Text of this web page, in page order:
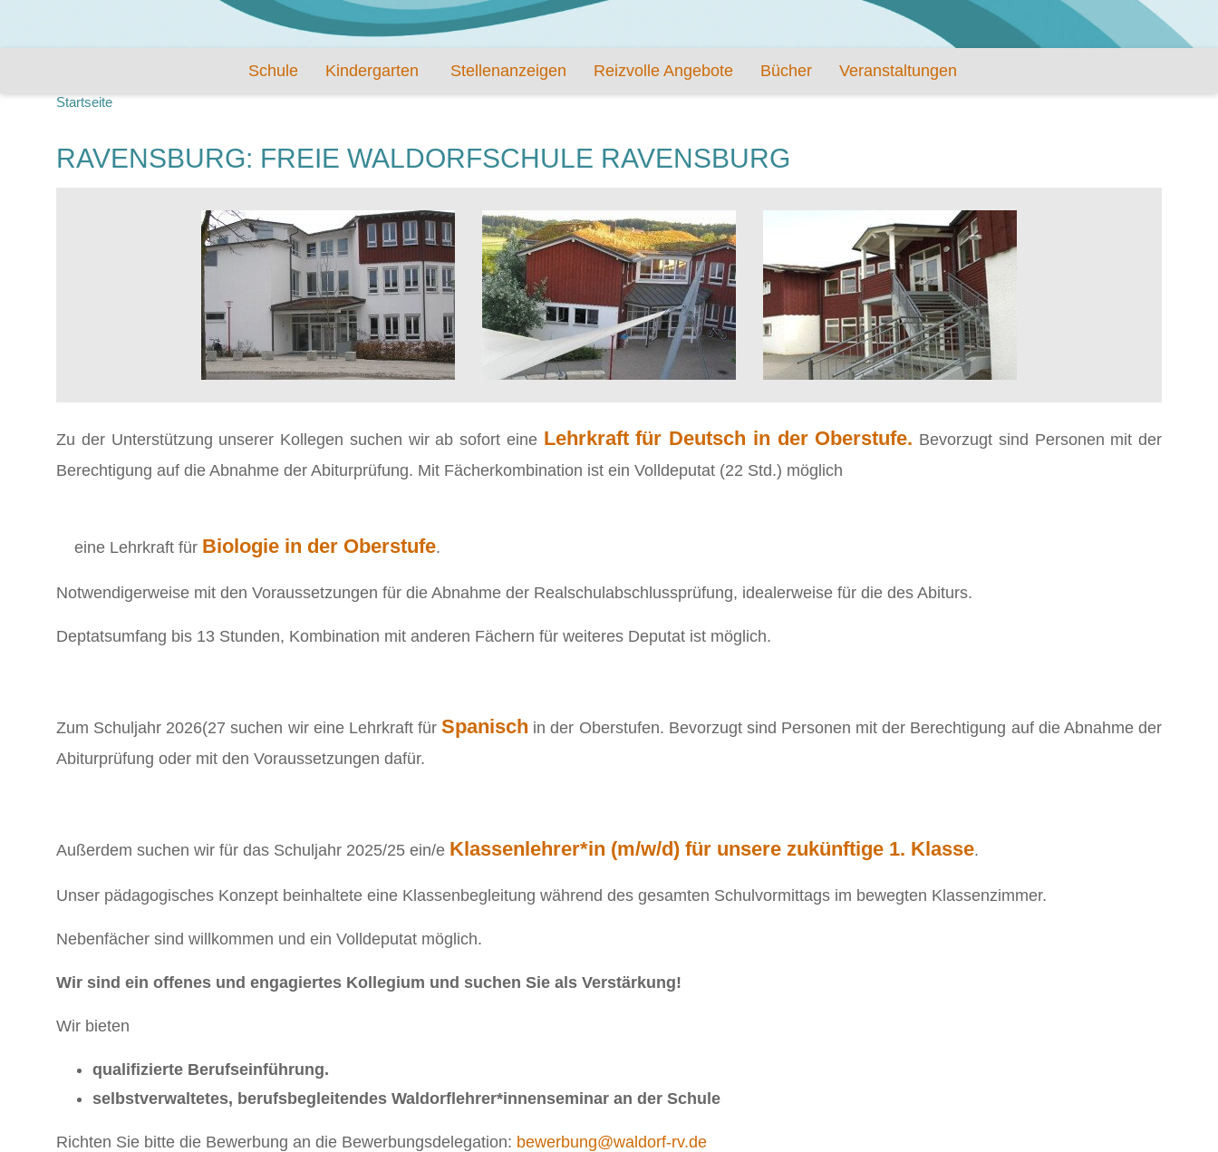
Schule Kindergarten Stellenanzeigen Reizvolle Angebote Bücher Veranstaltungen
Startseite
RAVENSBURG: FREIE WALDORFSCHULE RAVENSBURG
Zu der Unterstützung unserer Kollegen suchen wir ab sofort eine Lehrkraft für Deutsch in der Oberstufe. Bevorzugt sind Personen mit der
Berechtigung auf die Abnahme der Abiturprüfung. Mit Fächerkombination ist ein Volldeputat (22 Std.) möglich
eine Lehrkraft für Biologie in der Oberstufe.
Notwendigerweise mit den Voraussetzungen für die Abnahme der Realschulabschlussprüfung, idealerweise für die des Abiturs.
Deptatsumfang bis 13 Stunden, Kombination mit anderen Fächern für weiteres Deputat ist möglich.
Zum Schuljahr 2026(27 suchen wir eine Lehrkraft fürSpanisch in der Oberstufen. Bevorzugt sind Personen mit der Berechtigung auf die Abnahme der
Abiturprüfung oder mit den Voraussetzungen dafür.
Außerdem suchen wir für das Schuljahr 2025/25 ein/e Klassenlehrer*in (m/w/d) für unsere zukünftige 1. Klasse.
Unser pädagogisches Konzept beinhaltete eine Klassenbegleitung während des gesamten Schulvormittags im bewegten Klassenzimmer.
Nebenfächer sind willkommen und ein Volldeputat möglich.
Wir sind ein offenes und engagiertes Kollegium und suchen Sie als Verstärkung!
Wir bieten
qualifizierte Berufseinführung.
selbstverwaltetes, berufsbegleitendes Waldorflehrer*innenseminar an der Schule
Richten Sie bitte die Bewerbung an die Bewerbungsdelegation: bewerbung@waldorf-rv.de